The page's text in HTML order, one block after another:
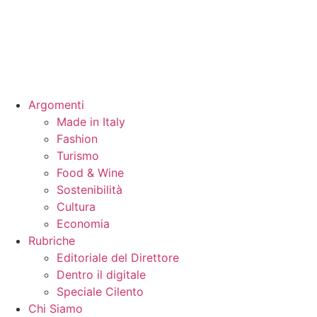
Argomenti
Made in Italy
Fashion
Turismo
Food & Wine
Sostenibilità
Cultura
Economia
Rubriche
Editoriale del Direttore
Dentro il digitale
Speciale Cilento
Chi Siamo